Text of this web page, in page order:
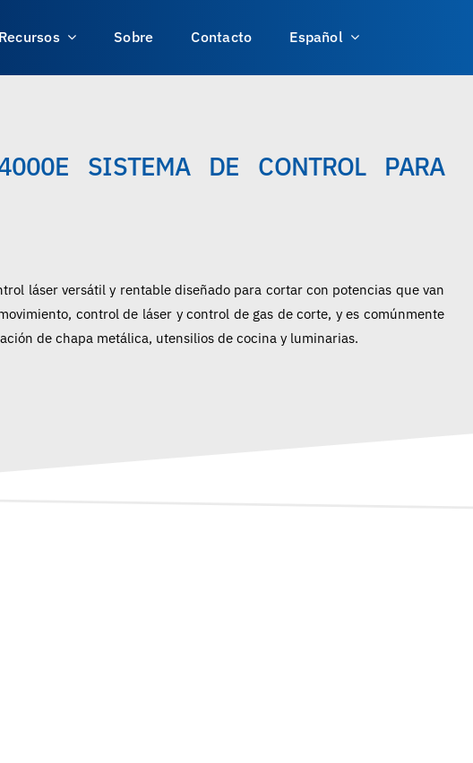
Recursos Sobre Contacto Español
SISTEMA DE CONTROL PARA
láser versátil y rentable diseñado para cortar con potencias que van
control de láser y control de gas de corte, y es comúnmente
de chapa metálica, utensilios de cocina y luminarias.